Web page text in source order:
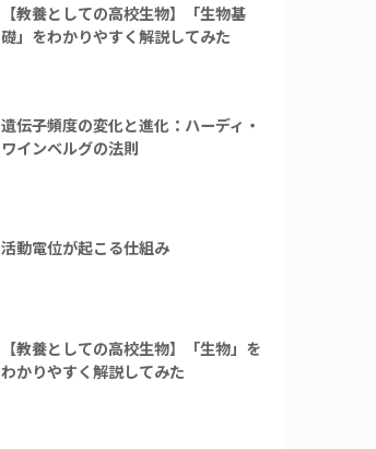
【教養としての高校生物】「生物基
礎」をわかりやすく解説してみた
遺伝子頻度の変化と進化：ハーディ・
ワインベルグの法則
活動電位が起こる仕組み
【教養としての高校生物】「生物」を
わかりやすく解説してみた